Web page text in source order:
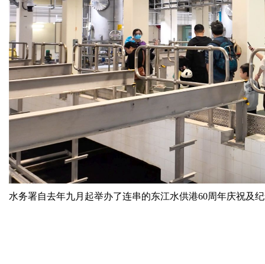
水务署自去年九月起举办了连串的东江水供港60周年庆祝及